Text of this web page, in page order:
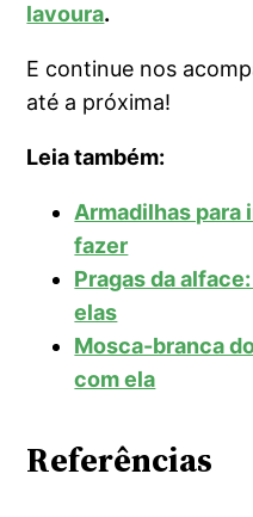
lavoura.
E continue nos
até a próxima!
Leia também:
Armadilhas para
fazer
Pragas da
elas
Mosca-branca
com ela
Referências